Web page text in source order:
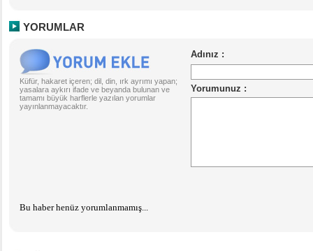
YORUMLAR
Küfür, hakaret içeren; dil, din, ırk ayrımı yapan;
yasalara aykırı ifade ve beyanda bulunan ve
tamamı büyük harflerle yazılan yorumlar
yayınlanmayacaktır.
Bu haber henüz yorumlanmamış...